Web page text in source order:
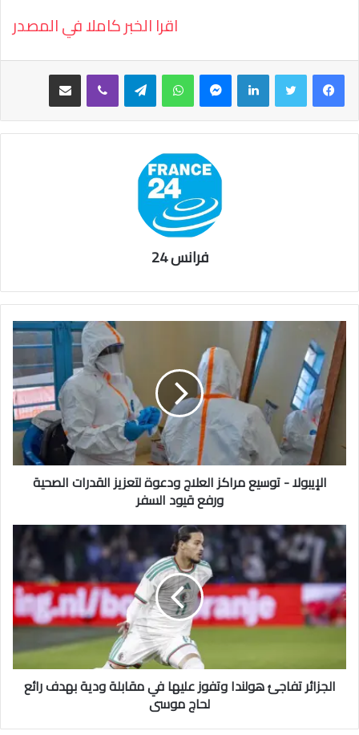
اقرا الخبر كاملا في المصدر
فيسبوك لينكدإن واتساب تيلقرام
فرانس 24
الإيبولا - توسيع مراكز العلاج ودعوة لتعزيز القدرات الصحية
ورفع قيود السفر
الجزائر تفاجئ هولندا وتفوز عليها في مقابلة ودية بهدف رائع
لحاج موسى